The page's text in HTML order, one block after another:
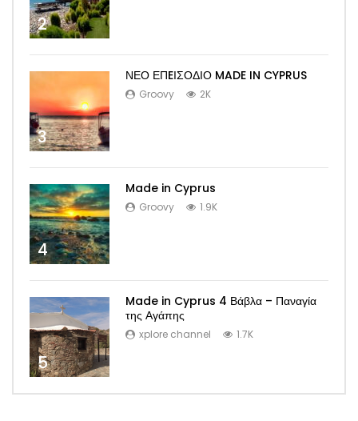
2
3
ΝΕΟ ΕΠEΙΣΟΔΙΟ MADE IN CYPRUS
Groovy 2K
4
Made in Cyprus
Groovy 1.9K
5
Made in Cyprus 4 Βάβλα – Παναγία
της Αγάπης
xplore channel 1.7K